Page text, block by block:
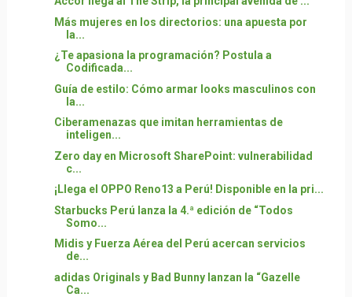
Más mujeres en los directorios: una apuesta por
la...
¿Te apasiona la programación? Postula a
Codificada...
Guía de estilo: Cómo armar looks masculinos con
la...
Ciberamenazas que imitan herramientas de
inteligen...
Zero day en Microsoft SharePoint: vulnerabilidad
c...
¡Llega el OPPO Reno13 a Perú! Disponible en la pri...
Starbucks Perú lanza la 4.ª edición de “Todos
Somo...
Midis y Fuerza Aérea del Perú acercan servicios
de...
adidas Originals y Bad Bunny lanzan la “Gazelle
Ca...